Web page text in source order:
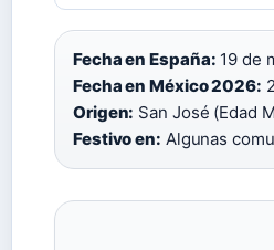
Fecha en España: 19 de
Fecha en México 2026:
Origen: San José (Edad
Festivo en: Algunas